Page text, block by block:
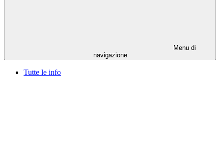
Menu di
navigazione
Tutte le info